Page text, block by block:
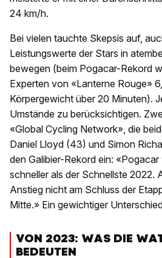
24 km/h.
Bei vielen tauchte Skepsis auf,
Leistungswerte der Stars in
bewegen (beim Pogacar-Rekord
Experten von «Lanterne Rouge»
Körpergewicht über 20 Minuten).
Umstände zu berücksichtigen.
«Global Cycling Network», die
Daniel Lloyd (43) und Simon
den Galibier-Rekord ein:
schneller als der Schnellste 2022.
Anstieg nicht am Schluss der
Mitte.» Ein gewichtiger
VON 2023: WAS DIE
BEDEUTEN